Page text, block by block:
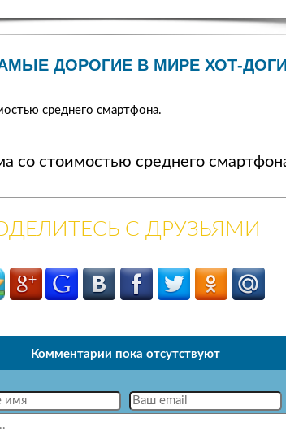
ДОРОГИЕ В МИРЕ ХОТ-
среднего смартфона.
со стоимостью среднего
С ДРУЗЬЯМИ
Комментарии пока отсутствуют